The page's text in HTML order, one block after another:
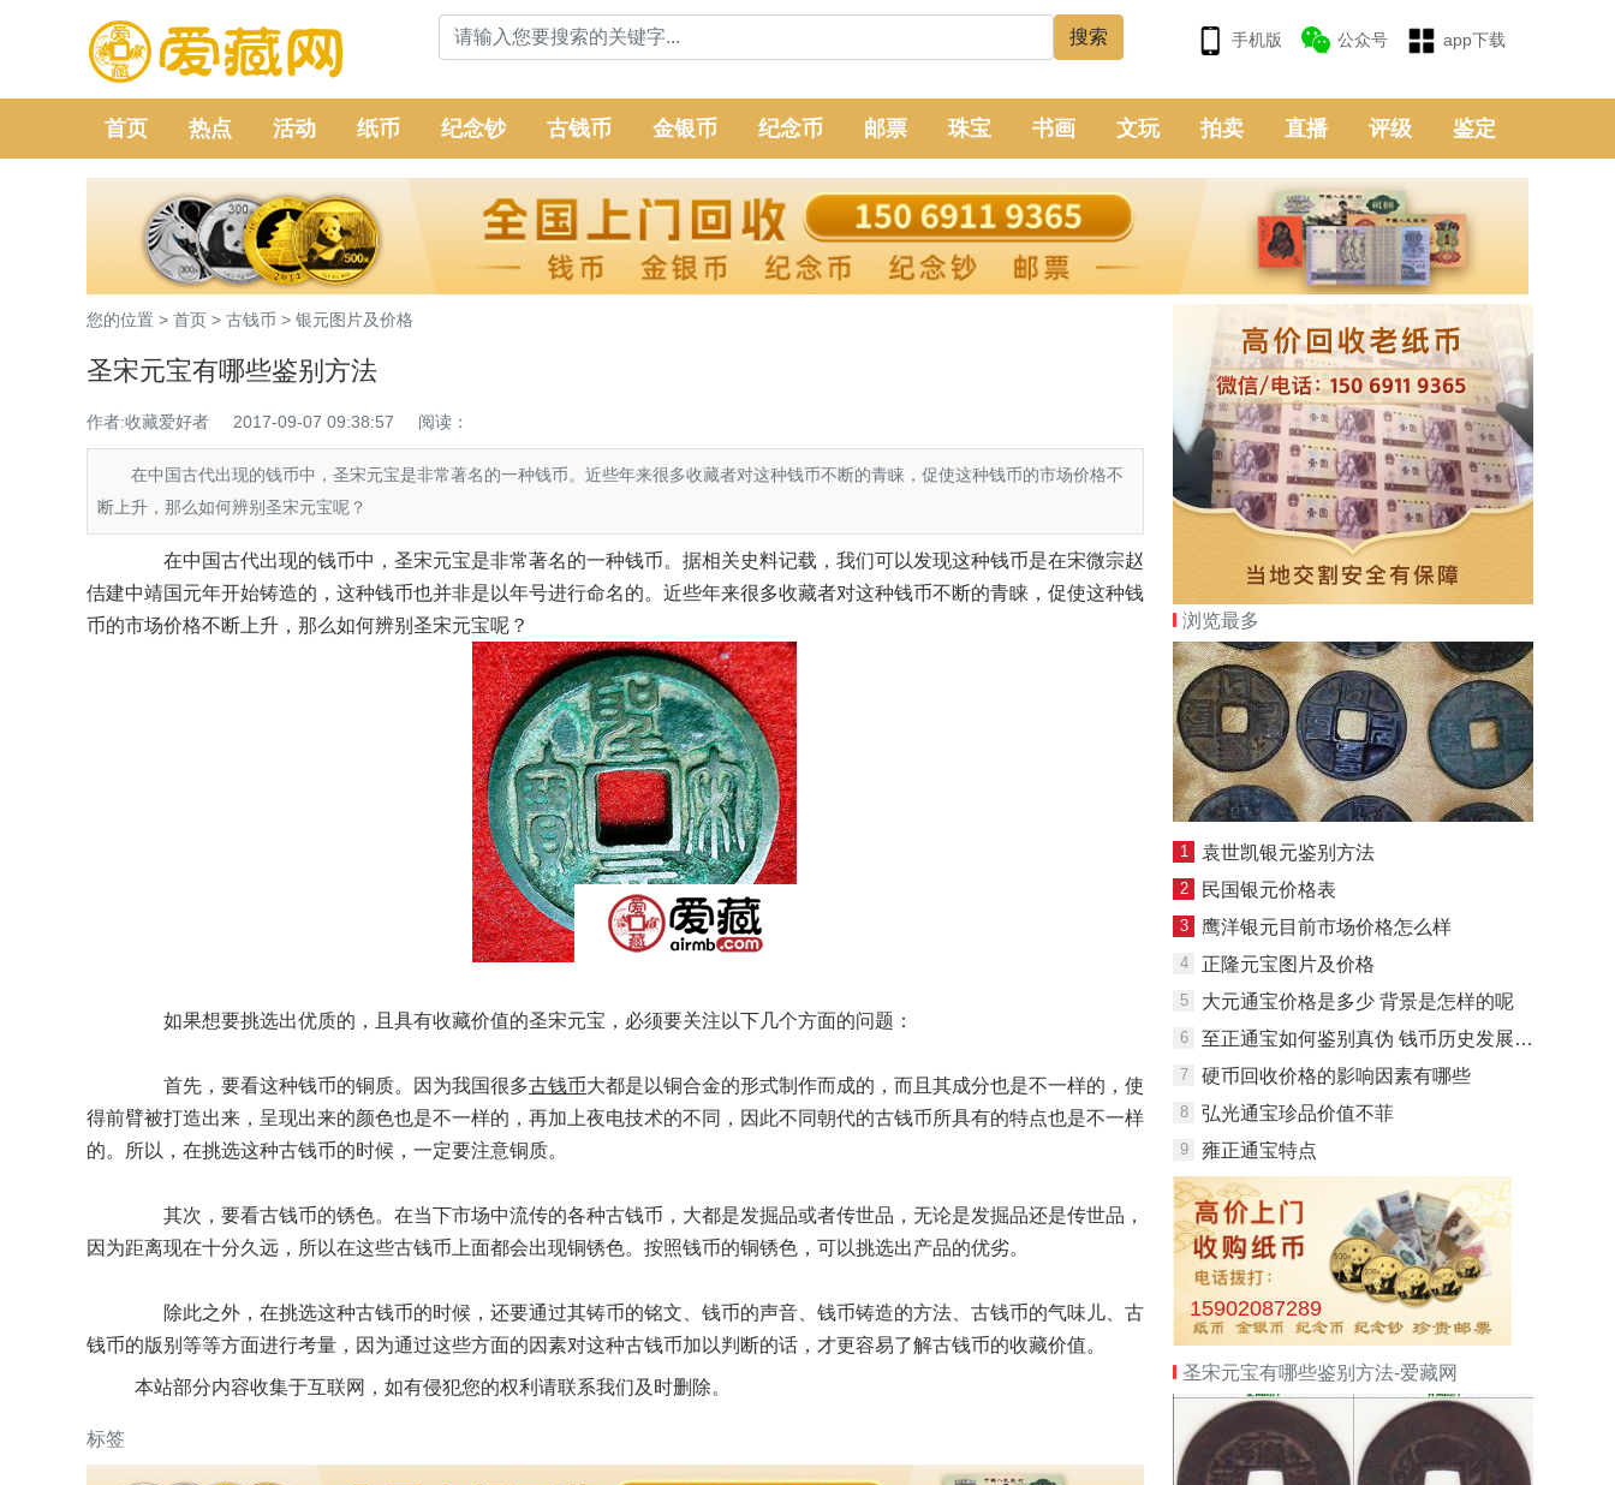
手机版 公众号 app下载
首页 热点 活动 纸币 纪念钞 古钱币 金银币 纪念币 邮票 珠宝 书画 文玩 拍卖 直播 评级 鉴定
您的位置 > 首页 > 古钱币 > 银元图片及价格
圣宋元宝有哪些鉴别方法
作者:收藏爱好者 2017-09-07 09:38:57 阅读：
在中国古代出现的钱币中，圣宋元宝是非常著名的一种钱币。近些年来很多收藏者对这种钱币不断的青睐，促使这种钱币的市场价格不
断上升，那么如何辨别圣宋元宝呢？
在中国古代出现的钱币中，圣宋元宝是非常著名的一种钱币。据相关史料记载，我们可以发现这种钱币是在宋微宗赵
佶建中靖国元年开始铸造的，这种钱币也并非是以年号进行命名的。近些年来很多收藏者对这种钱币不断的青睐，促使这种钱
币的市场价格不断上升，那么如何辨别圣宋元宝呢？
如果想要挑选出优质的，且具有收藏价值的圣宋元宝，必须要关注以下几个方面的问题：
首先，要看这种钱币的铜质。因为我国很多古钱币大都是以铜合金的形式制作而成的，而且其成分也是不一样的，使
得前臂被打造出来，呈现出来的颜色也是不一样的，再加上夜电技术的不同，因此不同朝代的古钱币所具有的特点也是不一样
的。所以，在挑选这种古钱币的时候，一定要注意铜质。
其次，要看古钱币的锈色。在当下市场中流传的各种古钱币，大都是发掘品或者传世品，无论是发掘品还是传世品，
因为距离现在十分久远，所以在这些古钱币上面都会出现铜锈色。按照钱币的铜锈色，可以挑选出产品的优劣。
除此之外，在挑选这种古钱币的时候，还要通过其铸币的铭文、钱币的声音、钱币铸造的方法、古钱币的气味儿、古
钱币的版别等等方面进行考量，因为通过这些方面的因素对这种古钱币加以判断的话，才更容易了解古钱币的收藏价值。
本站部分内容收集于互联网，如有侵犯您的权利请联系我们及时删除。
标签
浏览最多
1 袁世凯银元鉴别方法
2 民国银元价格表
3 鹰洋银元目前市场价格怎么样
4 正隆元宝图片及价格
5 大元通宝价格是多少 背景是怎样的呢
6 至正通宝如何鉴别真伪 钱币历史发展状况
7 硬币回收价格的影响因素有哪些
8 弘光通宝珍品价值不菲
9 雍正通宝特点
15902087289
圣宋元宝有哪些鉴别方法-爱藏网